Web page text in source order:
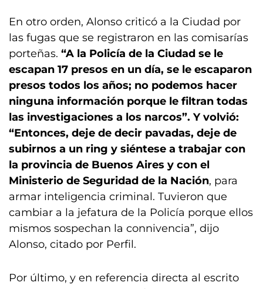
En otro orden, Alonso criticó a la Ciudad por
las fugas que se registraron en las comisarías
porteñas. “A la Policía de la Ciudad se le
escapan 17 presos en un día, se le escaparon
presos todos los años; no podemos hacer
ninguna información porque le filtran todas
las investigaciones a los narcos”. Y volvió:
“Entonces, deje de decir pavadas, deje de
subirnos a un ring y siéntese a trabajar con
la provincia de Buenos Aires y con el
Ministerio de Seguridad de la Nación, para
armar inteligencia criminal. Tuvieron que
cambiar a la jefatura de la Policía porque ellos
mismos sospechan la connivencia”, dijo
Alonso, citado por Perfil.
Por último, y en referencia directa al escrito